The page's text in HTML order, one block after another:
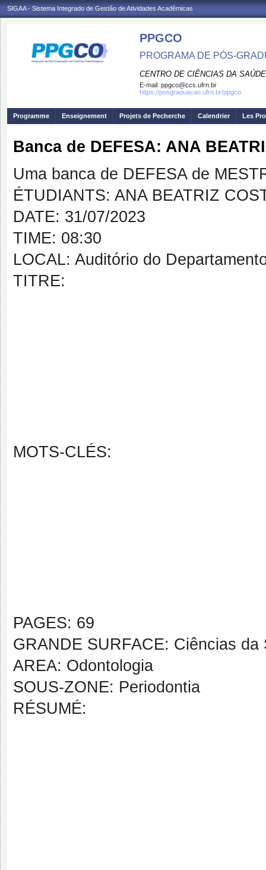
SIGAA - Sistema Integrado de Gestão de Atividades Acadêmicas
PPGCO
PROGRAMA DE PÓS-
CENTRO DE CIÊNCIAS DA SAÚDE
E-mail: ppgco@ccs.ufrn.br
https://posgraduacao.ufrn.br/ppgco
Programme Enseignement Projets de Pecherche Calendrier Les
Banca de DEFESA: ANA
Uma banca de DEFESA de
ÉTUDIANTS: ANA BEATRIZ
DATE: 31/07/2023
TIME: 08:30
LOCAL: Auditório do
TITRE:
MOTS-CLÉS:
PAGES: 69
GRANDE SURFACE: Ciências da
AREA: Odontologia
SOUS-ZONE: Periodontia
RÉSUMÉ: